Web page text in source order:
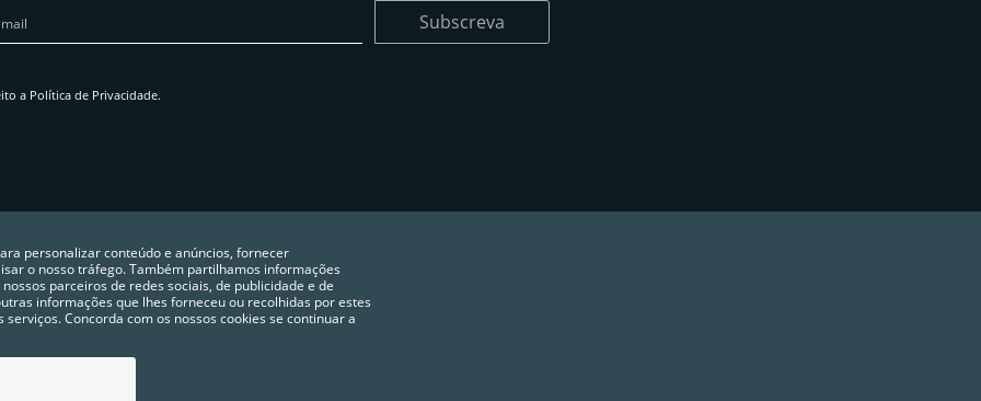
Subscreva
a Política de Privacidade.
personalizar conteúdo e anúncios, fornecer
o nosso tráfego. Também partilhamos informações
parceiros de redes sociais, de publicidade e de
informações que lhes forneceu ou recolhidas por estes
Concorda com os nossos cookies se continuar a